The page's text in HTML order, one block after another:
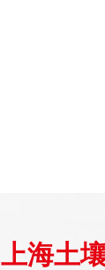
上海土